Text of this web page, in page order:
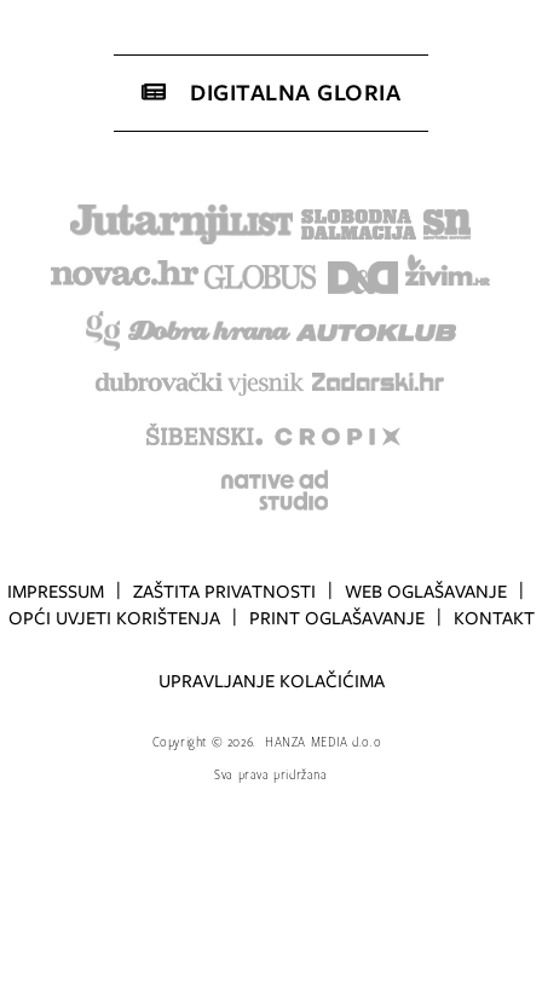
DIGITALNA GLORIA
IMPRESSUM ZAŠTITA PRIVATNOSTI
WEB OGLAŠAVANJE
OPĆI UVJETI KORIŠTENJA
PRINT OGLAŠAVANJE KONTAKT
UPRAVLJANJE KOLAČIĆIMA
Copyright © 2026.
HANZA MEDIA d.o.o
Sva prava pridržana